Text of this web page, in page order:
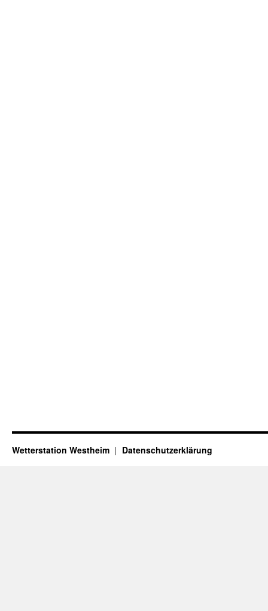
Wetterstation Westheim Datenschutzerklärung